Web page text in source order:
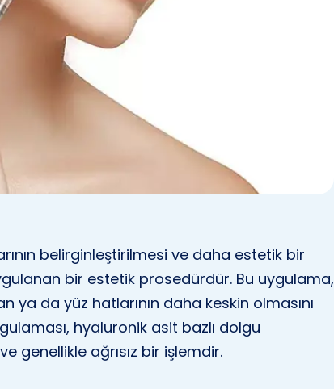
belirginleştirilmesi ve daha estetik bir
bir estetik prosedürdür. Bu uygulama,
ya da yüz hatlarının daha keskin olmasını
hyaluronik asit bazlı dolgu
genellikle ağrısız bir işlemdir.